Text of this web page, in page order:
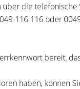
über die
116 116 oder
bereit,
haben, können